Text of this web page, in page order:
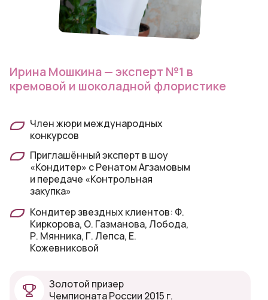
Ирина Мошкина — эксперт №1 в
кремовой и шоколадной флористике
Член жюри международных
конкурсов
Приглашённый эксперт в шоу
«Кондитер» с Ренатом Агзамовым
и передаче «Контрольная
закупка»
Кондитер звездных клиентов: Ф.
Киркорова, О. Газманова, Лобода,
Р. Мянника, Г. Лепса, Е.
Кожевниковой
Золотой призер
Чемпионата России 2015 г.